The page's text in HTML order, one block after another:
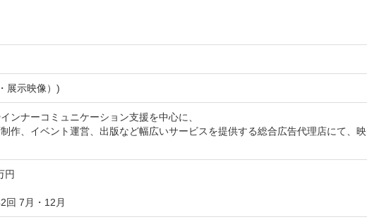
展示映像）)
ンナーコミュニケーション支援を中心に、
作、イベント運営、出版など幅広いサービスを提供する総合広告代理店にて、映
円
回 7月・12月